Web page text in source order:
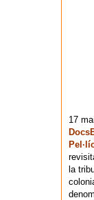
17
la